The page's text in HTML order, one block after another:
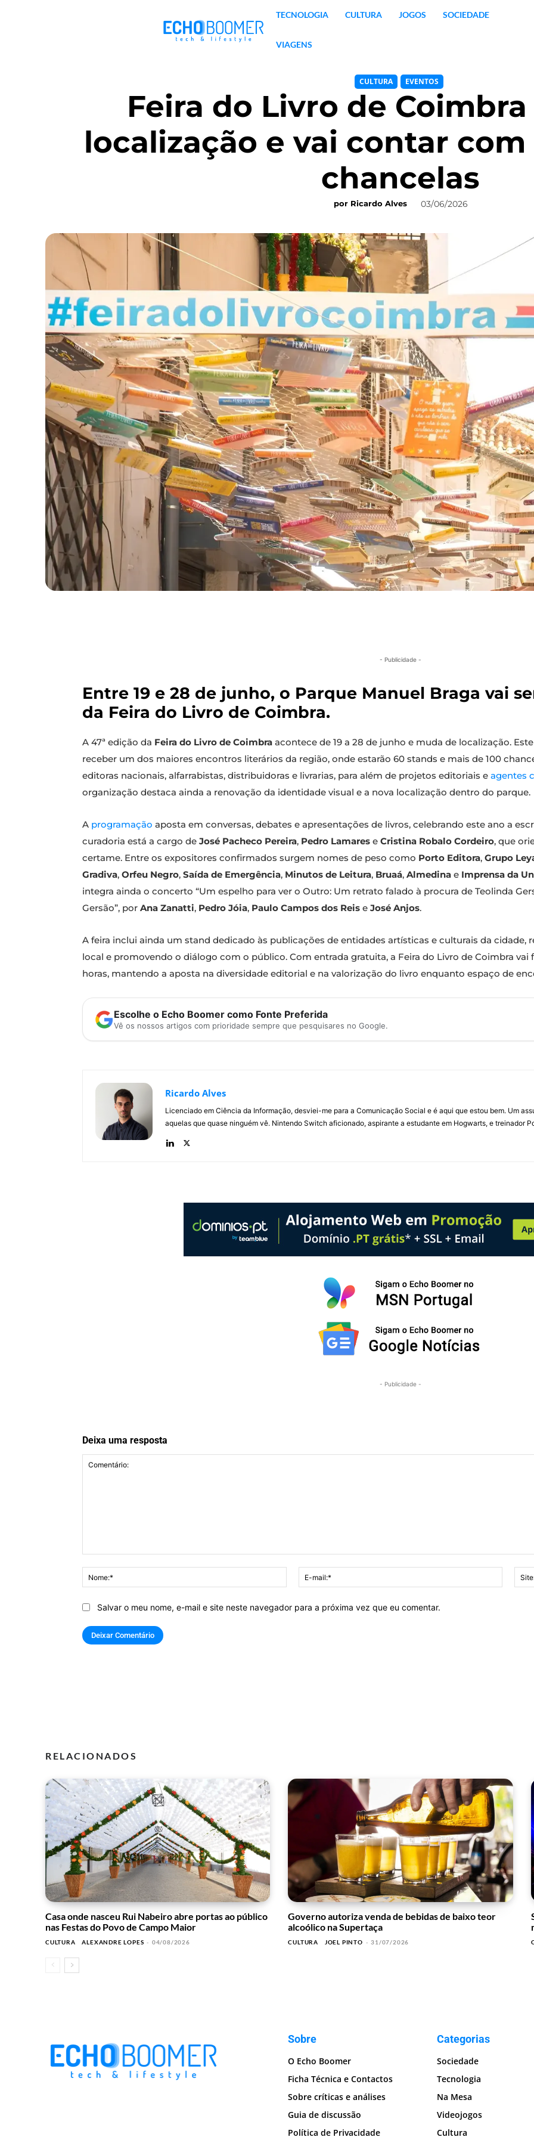
TECNOLOGIA CULTURA JOGOS SOCIEDADE
VIAGENS
CULTURA EVENTOS
Feira do Livro de
localização e vai contar com
chancelas
por Ricardo Alves 03/06/2026
- Publicidade -
Entre 19 e 28 de junho, o Parque Manuel Braga vai
da Feira do Livro de Coimbra.
A 47ª edição da Feira do Livro de Coimbra acontece de 19 a 28 de junho e muda de localização.
receber um dos maiores encontros literários da região, onde estarão 60 stands e mais de 100
editoras nacionais, alfarrabistas, distribuidoras e livrarias, para além de projetos editoriais e agentes
organização destaca ainda a renovação da identidade visual e a nova localização dentro do parque.
A programação aposta em conversas, debates e apresentações de livros, celebrando este ano a
curadoria está a cargo de José Pacheco Pereira, Pedro Lamares e Cristina Robalo Cordeiro, que
certame. Entre os expositores confirmados surgem nomes de peso como Porto Editora, Grupo
Gradiva, Orfeu Negro, Saída de Emergência, Minutos de Leitura, Bruaá, Almedina e Imprensa da
integra ainda o concerto “Um espelho para ver o Outro: Um retrato falado à procura de Teolinda
Gersão”, por Ana Zanatti, Pedro Jóia, Paulo Campos dos Reis e José Anjos.
A feira inclui ainda um stand dedicado às publicações de entidades artísticas e culturais da cidade,
local e promovendo o diálogo com o público. Com entrada gratuita, a Feira do Livro de Coimbra vai
horas, mantendo a aposta na diversidade editorial e na valorização do livro enquanto espaço de
Escolhe o Echo Boomer como Fonte Preferida
Vê os nossos artigos com prioridade sempre que pesquisares no Google.
Ricardo Alves
Licenciado em Ciência da Informação, desviei-me para a Comunicação Social e é aqui que estou bem. Um
aquelas que quase ninguém vê. Nintendo Switch aficionado, aspirante a estudante em Hogwarts, e treinador
- Publicidade -
Deixa uma resposta
Nome:*
mail:*
Salvar o meu nome, e-mail e site neste navegador para a próxima vez que eu comentar.
RELACIONADOS
Casa onde nasceu Rui Nabeiro abre portas ao público
nas Festas do Povo de Campo Maior
CULTURA ALEXANDRE LOPES - 04/08/2026
Governo autoriza venda de bebidas de baixo teor
alcoólico na Supertaça
CULTURA JOEL PINTO - 31/07/2026
Sobre
O Echo Boomer
Ficha Técnica e Contactos
Sobre críticas e análises
Guia de discussão
Política de Privacidade
Categorias
Sociedade
Tecnologia
Na Mesa
Videojogos
Cultura